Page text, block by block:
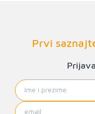
Prvi